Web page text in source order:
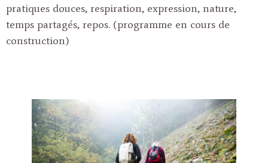
pratiques douces, respiration, expression, nature,
temps partagés, repos. (programme en cours de
construction)